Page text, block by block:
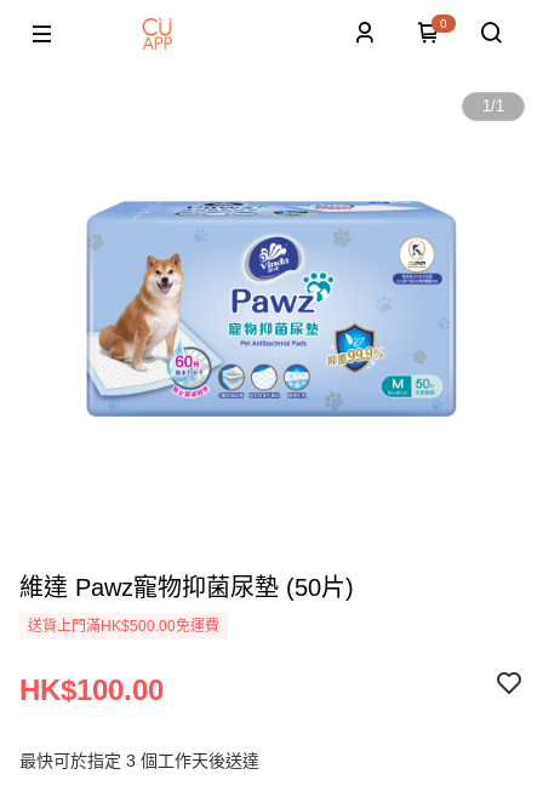
0
1/1
維達 Pawz寵物抑菌尿墊 (50片)
送貨上門滿HK$500.00免運費
HK$100.00
最快可於指定 3 個工作天後送達